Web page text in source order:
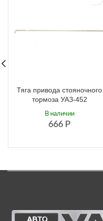
Тяга привода стояночного
тормоза УАЗ-452
666 Р
В наличии